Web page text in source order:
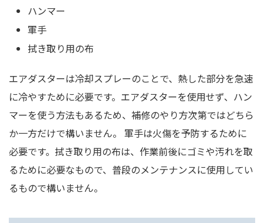
ハンマー
軍手
拭き取り用の布
エアダスターは冷却スプレーのことで、熱した部分を急速
に冷やすために必要です。エアダスターを使用せず、ハン
マーを使う方法もあるため、補修のやり方次第ではどちら
か一方だけで構いません。 軍手は火傷を予防するために
必要です。拭き取り用の布は、作業前後にゴミや汚れを取
るために必要なもので、普段のメンテナンスに使用してい
るもので構いません。